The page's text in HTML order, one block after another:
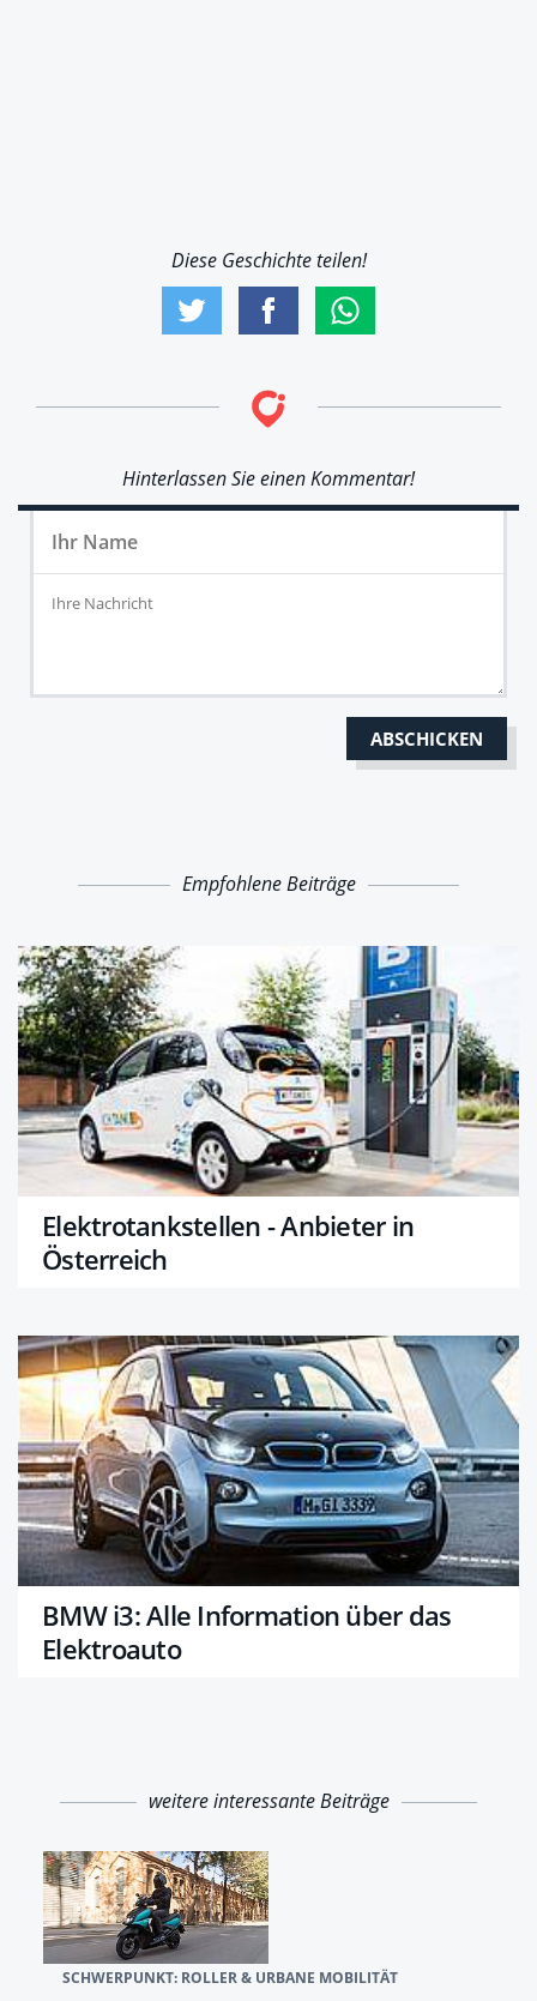
Diese Geschichte teilen!
Hinterlassen Sie einen Kommentar!
Empfohlene Beiträge
Elektrotankstellen - Anbieter in
Österreich
BMW i3: Alle Information über das
Elektroauto
weitere interessante Beiträge
SCHWERPUNKT: ROLLER & URBANE MOBILITÄT